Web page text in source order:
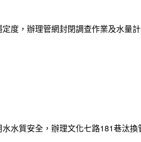
度，辦理管網封閉調查作業及水量
水質安全，辦理文化七路181巷汰